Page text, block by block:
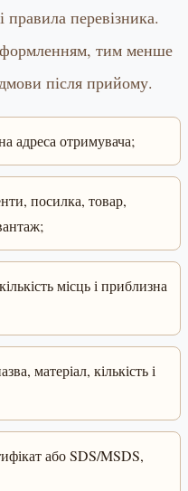
перевізника.
тим менше
після прийому.
адреса отримувача;
посилка, товар,
місць і приблизна
матеріал, кількість і
або SDS/MSDS,